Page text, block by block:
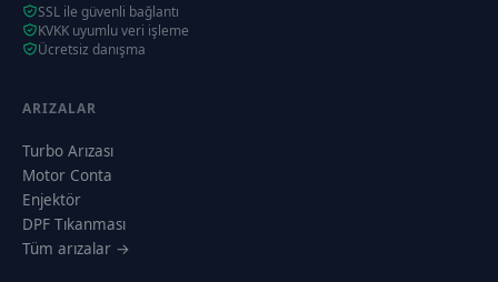
SSL ile güvenli bağlantı
KVKK uyumlu veri işleme
Ücretsiz danışma
ARIZALAR
Turbo Arızası
Motor Conta
Enjektör
DPF Tıkanması
Tüm arızalar →